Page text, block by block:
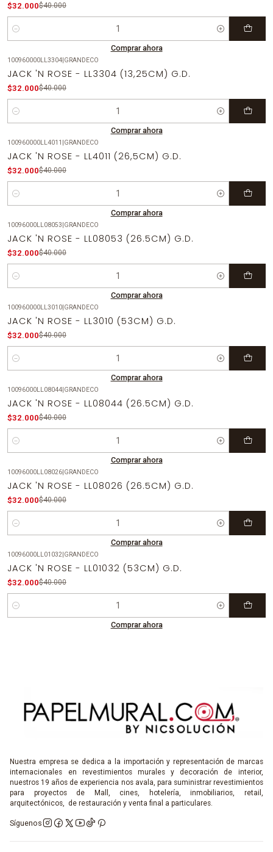
$32.000$40.000
Cantidad
Comprar ahora
-20%OFF
100960000LL3304|GRANDECO
JACK 'N ROSE - LL3304 (13,25CM) G.D.
$32.000$40.000
Cantidad
Comprar ahora
-20%OFF
100960000LL4011 |GRANDECO
JACK 'N ROSE - LL4011 (26,5CM) G.D.
$32.000$40.000
Cantidad
Comprar ahora
-20%OFF
10096000LL08053|GRANDECO
JACK 'N ROSE - LL08053 (26.5CM) G.D.
$32.000$40.000
Cantidad
Comprar ahora
-20%OFF
100960000LL3010|GRANDECO
JACK 'N ROSE - LL3010 (53CM) G.D.
$32.000$40.000
Cantidad
Comprar ahora
-20%OFF
10096000LL08044|GRANDECO
JACK 'N ROSE - LL08044 (26.5CM) G.D.
$32.000$40.000
Cantidad
Comprar ahora
-20%OFF
10096000LL08026|GRANDECO
JACK 'N ROSE - LL08026 (26.5CM) G.D.
$32.000$40.000
Cantidad
Comprar ahora
-20%OFF
10096000LL01032|GRANDECO
JACK 'N ROSE - LL01032 (53CM) G.D.
$32.000$40.000
Cantidad
Comprar ahora
Nuestra empresa se dedica a la importación y representación de marcas
internacionales en revestimientos murales y decoración de interior,
nuestros 19 años de experiencia nos avala, para suministrar revestimientos
para proyectos de Mall, cines, hotelería, inmobiliarios, retail,
arquitectónicos, de restauración y venta final a particulares.
Síguenos